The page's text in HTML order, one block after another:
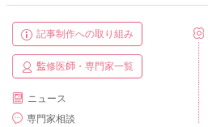
記事制作への取り組み
監修医師・専門家一覧
ニュース
専門家相談